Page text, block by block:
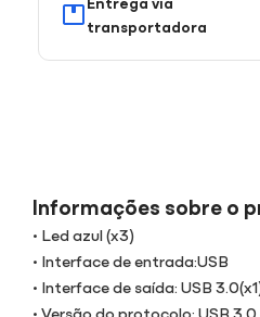
transportadora
Informações sobre o
• Led azul (x3)
• Interface de entrada:USB
• Interface de saída: USB
• Versão do protocolo: USB